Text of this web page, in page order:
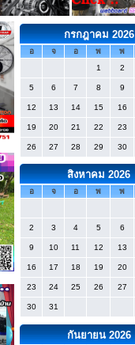
กรกฎาคม 2026
อ จ อ พ พ
1
2
5 6 7 8 9
12 13 14 15 16
19 20 21 22 23
26 27 28 29 30
สิงหาคม 2026
อ จ อ พ พ
2 3 4 5 6
9 10 11 12 13
16 17 18 19 20
23 24 25 26 27
30 31
กันยายน 2026